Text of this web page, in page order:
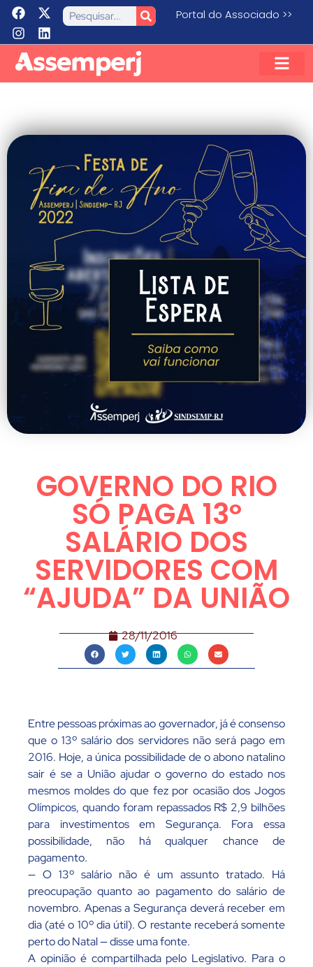
Portal do Associado >>
GOVERNO DO RIO
SÓ PAGA 13º
SALÁRIO DOS
SERVIDORES COM
“AJUDA” DA UNIÃO
28/11/2016
Entre pessoas próximas ao governador, já é consenso
que o 13º salário dos servidores não será pago em
2016. Hoje, a única possibilidade de o abono natalino
sair é se a União ajudar o governo do estado nos
mesmos moldes do que fez por ocasião dos Jogos
Olímpicos, quando foram repassados R$ 2,9 bilhões
para investimentos em Segurança. Fora essa
possibilidade, não há qualquer chance de
pagamento.
— O 13º salário não é um assunto tratado. Há
preocupação quanto ao pagamento do salário de
novembro. Apenas a Segurança deverá receber em
dia (até o 10º dia útil). O restante receberá somente
perto do Natal — disse uma fonte.
A opinião é compartilhada pelo Legislativo. Para o